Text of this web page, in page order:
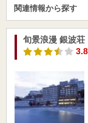
関連情報から探す
旬景浪漫 銀波荘